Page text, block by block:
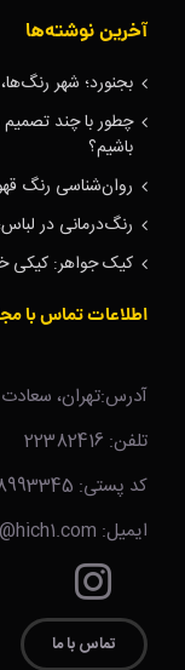
آخرین نوشته‌ها
بجنورد؛ شهر
چطور با چند
باشیم؟
روان‌شناسی رنگ
رنگ‌درمانی در
کیک جواهر: کیکی خاص برای
اطلاعات تماس با
آدرس:تهران، سعادت
تلفن: 22382416
کد پستی: 1998993345
ایمیل: info@hich1.com
تماس با ما